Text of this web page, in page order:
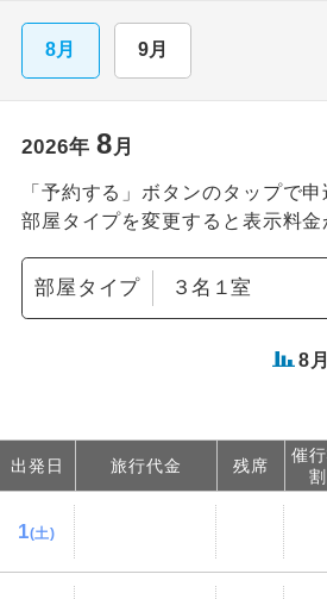
8月 9月
2026年 8月
「予約する」ボタンのタップで
部屋タイプを変更すると表示料金
部屋タイプ
8
出発日 旅行代金 残席
催
割
1(土)